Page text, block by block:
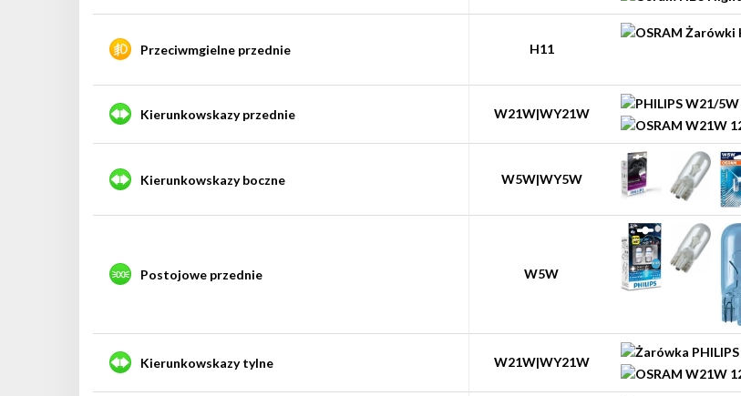
Przeciwmgielne przednie H11
Kierunkowskazy przednie W21W|WY21W
Kierunkowskazy boczne W5W|WY5W
Postojowe przednie W5W
Kierunkowskazy tylne W21W|WY21W